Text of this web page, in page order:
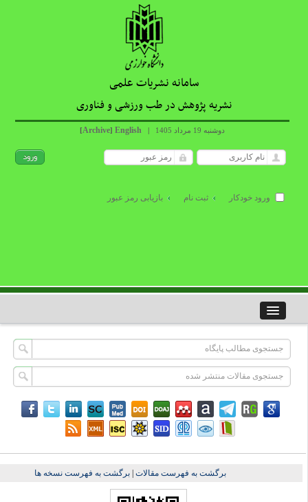
سامانه نشریات علمی
نشریه پژوهش در طب ورزشی و فناوری
دوشنبه 19 مرداد 1405 |
English
[Archive]
ورود خودکار ثبت نام بازیابی رمز عبور
برگشت به فهرست مقالات|برگشت به فهرست نسخه ها